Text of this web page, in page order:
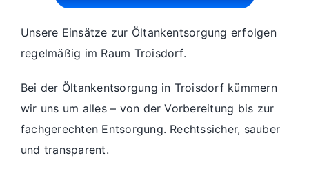
Unsere Einsätze zur Öltankentsorgung erfolgen
regelmäßig im Raum Troisdorf.
Bei der Öltankentsorgung in Troisdorf kümmern
wir uns um alles – von der Vorbereitung bis zur
fachgerechten Entsorgung. Rechtssicher, sauber
und transparent.